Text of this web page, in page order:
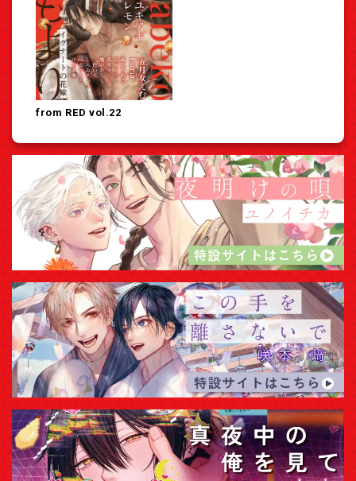
from RED vol.22